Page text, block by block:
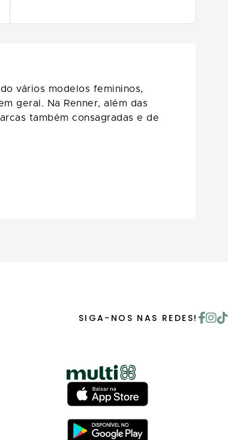
vários modelos femininos,
geral. Na Renner, além das
também consagradas e de
SIGA-NOS NAS REDES!